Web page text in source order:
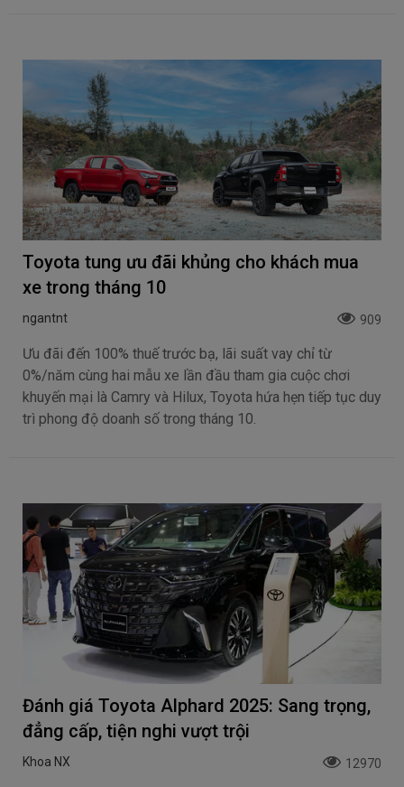
Toyota tung ưu đãi khủng cho khách mua
xe trong tháng 10
ngantnt 909
Ưu đãi đến 100% thuế trước bạ, lãi suất vay chỉ từ
0%/năm cùng hai mẫu xe lần đầu tham gia cuộc chơi
khuyến mại là Camry và Hilux, Toyota hứa hẹn tiếp tục duy
trì phong độ doanh số trong tháng 10.
Đánh giá Toyota Alphard 2025: Sang trọng,
đẳng cấp, tiện nghi vượt trội
Khoa NX 12970